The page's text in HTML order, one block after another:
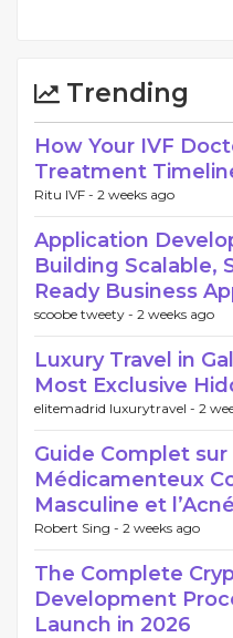
Trending
How Your IVF
Treatment
Ritu IVF - 2 weeks ago
Application
Building Scalable,
Ready Business
scoobe tweety - 2 weeks ago
Luxury Travel in
Most Exclusive
elitemadrid luxurytravel - 2
Guide Complet
Médicamenteux
Masculine et
Robert Sing - 2 weeks ago
The Complete
Development
Launch in 2026